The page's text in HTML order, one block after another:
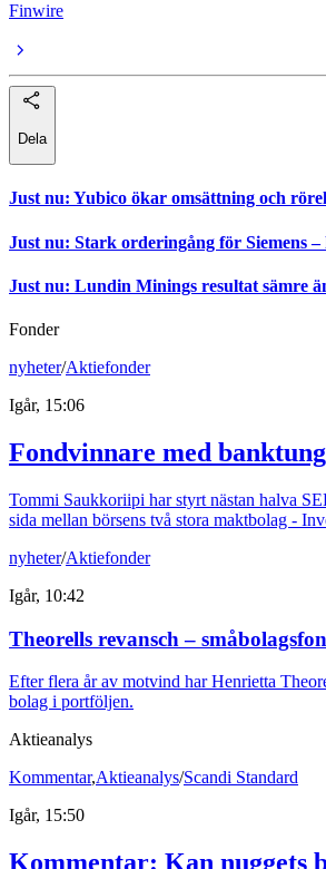
Finwire
Dela
Just nu: Yubico ökar omsättning och
Just nu: Stark orderingång för Siemens
Just nu: Lundin Minings resultat sämre
Fonder
nyheter/Aktiefonder
Igår, 15:06
Fondvinnare med
Tommi Saukkoriipi har styrt nästan halva
sida mellan börsens två stora maktbolag -
nyheter/Aktiefonder
Igår, 10:42
Theorells revansch –
Efter flera år av motvind har Henrietta
bolag i portföljen.
Aktieanalys
Kommentar,Aktieanalys/Scandi Standard
Igår, 15:50
Kommentar: Kan nuggets